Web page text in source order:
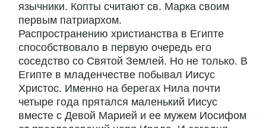
язычники. Копты считают св. Марка своим
первым патриархом.
Распространению христианства в Египте
способствовало в первую очередь его
соседство со Святой Землей. Но не только. В
Египте в младенчестве побывал Иисус
Христос. Именно на берегах Нила почти
четыре года прятался маленький Иисус
вместе с Девой Марией и ее мужем Иосифом